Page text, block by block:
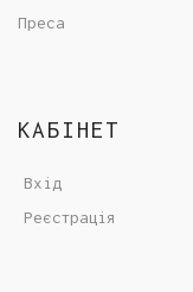
Преса
КАБІНЕТ
Вхід
Реєстрація